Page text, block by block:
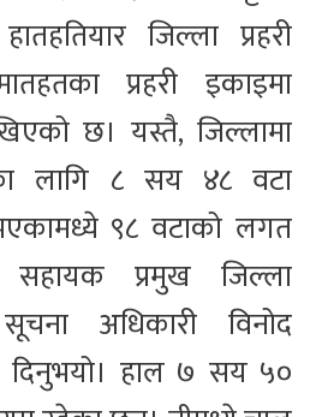
जिल्ला प्रहरी
प्रहरी इकाइमा
छ। यस्तै, जिल्लामा
लागि ८ सय ४८ वटा
९८ वटाको लगत
प्रमुख जिल्ला
अधिकारी विनोद
दिनुभयो। हाल ७ सय ५०